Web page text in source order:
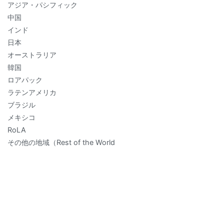
アジア・パシフィック
中国
インド
日本
オーストラリア
韓国
ロアパック
ラテンアメリカ
ブラジル
メキシコ
RoLA
その他の地域（Rest of the World